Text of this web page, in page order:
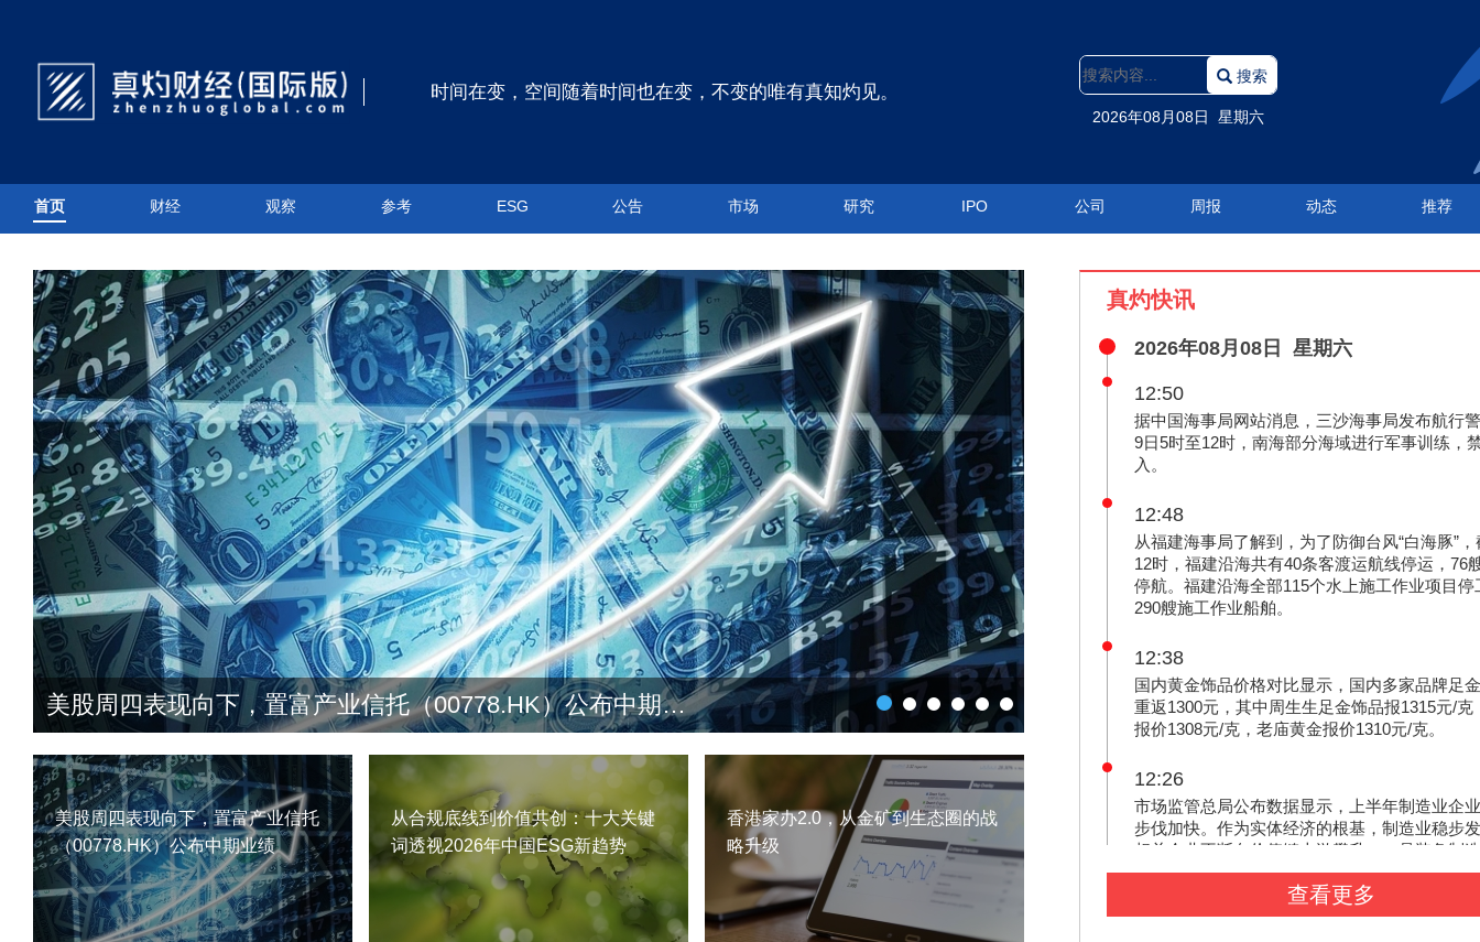
时间在变，空间随着时间也在变，不变的唯有真知灼见。
搜索
2026年08月08日 星期六
首页 财经 观察 参考 ESG 公告 市场 研究 IPO 公司 周报 动态 推荐
美股周四表现向下，置富产业信托（00778.HK）公布中期业绩
美股周四表现向下，置富产业信托
（00778.HK）公布中期业绩
从合规底线到价值共创：十大关键
词透视2026年中国ESG新趋势
香港家办2.0，从金矿到生态圈的战
略升级
真灼快讯
2026年08月08日 星期六
12:50
据中国海事局网站消息，三沙海事局发布航行
9日5时至12时，南海部分海域进行军事训练，
入。
12:48
从福建海事局了解到，为了防御台风“白海豚”
12时，福建沿海共有40条客渡运航线停运，76
停航。福建沿海全部115个水上施工作业项目停
290艘施工作业船舶。
12:38
国内黄金饰品价格对比显示，国内多家品牌足
重返1300元，其中周生生足金饰品报1315元/克
报价1308元/克，老庙黄金报价1310元/克。
12:26
市场监管总局公布数据显示，上半年制造业企
步伐加快。作为实体经济的根基，制造业稳步
相关企业不断向价值链上游攀升。一是装备制
迈进。上半年，高端装备制造业新设企业2.8万
增长2.5%。其中，智能装备制造业增长6.4%，
装备制造业增长4.4%。二是高技术制造业增势
查看更多